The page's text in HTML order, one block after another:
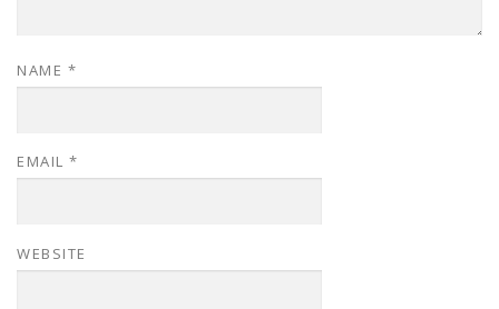
NAME *
EMAIL *
WEBSITE